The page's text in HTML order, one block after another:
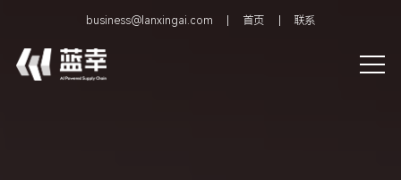
business@lanxingai.com 首页 联系